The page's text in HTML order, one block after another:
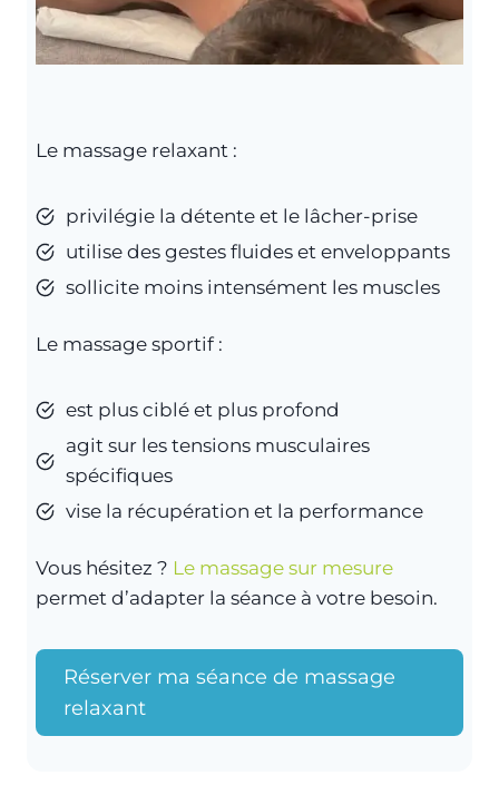
Le massage relaxant :
privilégie la détente et le lâcher-prise
utilise des gestes fluides et enveloppants
sollicite moins intensément les muscles
Le massage sportif :
est plus ciblé et plus profond
agit sur les tensions musculaires
spécifiques
vise la récupération et la performance
Vous hésitez ? Le massage sur mesure
permet d’adapter la séance à votre besoin.
Réserver ma séance de massage
relaxant